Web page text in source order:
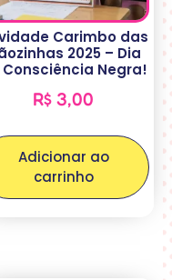
Carimbo das
2025 – Dia
Negra!
R$ 3,00
Adicionar ao
carrinho